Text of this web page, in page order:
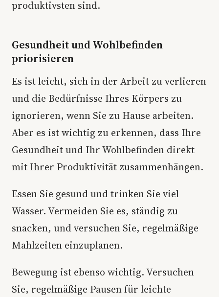
produktivsten sind.
Gesundheit und Wohlbefinden
priorisieren
Es ist leicht, sich in der Arbeit zu verlieren
und die Bedürfnisse Ihres Körpers zu
ignorieren, wenn Sie zu Hause arbeiten.
Aber es ist wichtig zu erkennen, dass Ihre
Gesundheit und Ihr Wohlbefinden direkt
mit Ihrer Produktivität zusammenhängen.
Essen Sie gesund und trinken Sie viel
Wasser. Vermeiden Sie es, ständig zu
snacken, und versuchen Sie, regelmäßige
Mahlzeiten einzuplanen.
Bewegung ist ebenso wichtig. Versuchen
Sie, regelmäßige Pausen für leichte